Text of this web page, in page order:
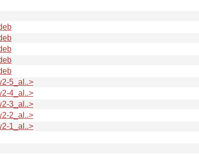
5_al..>
4_al..>
3_al..>
2_al..>
1_al..>